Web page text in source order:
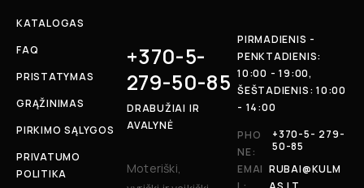
KATALOGAS
FAQ
PRISTATYMAS
GRĄŽINIMAS
PIRKIMO SĄLYGOS
PRIVATUMO
POLITIKA
+370-5-
279-50-85
DRABUŽIAI IR
AVALYNĖ
Moteriški,
PIRMADIENIS -
PENKTADIENIS:
10:00 - 19:00,
ŠEŠTADIENIS: 10:00
- 14:00
PHO
NE:
+370-5- 279-
50-85
EMAI RUBAI@KULM